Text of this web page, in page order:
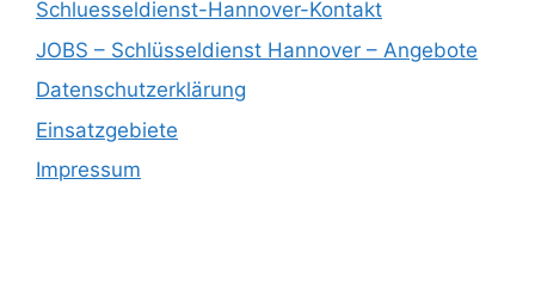
Schluesseldienst-Hannover-Kontakt
JOBS – Schlüsseldienst Hannover – Angebote
Datenschutzerklärung
Einsatzgebiete
Impressum